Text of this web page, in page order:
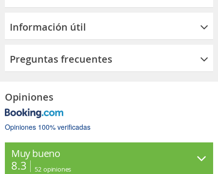
Información útil
Preguntas frecuentes
Opiniones
Opiniones 100% verificadas
Muy bueno
8.3 52 opiniones